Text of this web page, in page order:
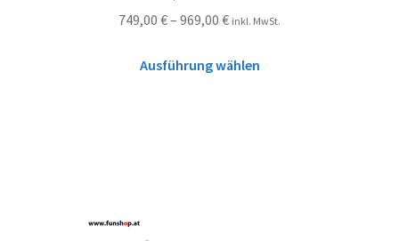
749,00 €– 969,00 € inkl. MwSt.
Ausführung wählen